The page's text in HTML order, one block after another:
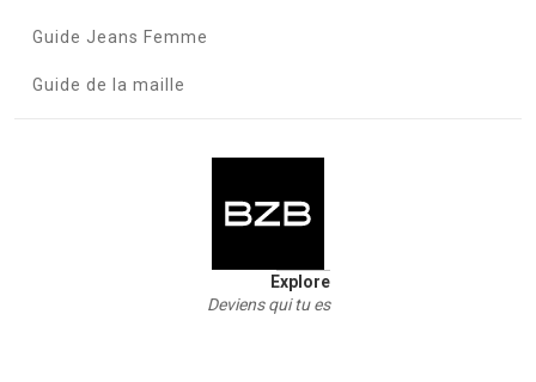
Guide Jeans Femme
Guide de la maille
Explore
Deviens qui tu es